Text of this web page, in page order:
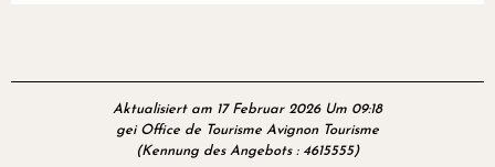
Aktualisiert am 17 Februar 2026 Um 09:18
gei Office de Tourisme Avignon Tourisme
(Kennung des Angebots : 4615555)